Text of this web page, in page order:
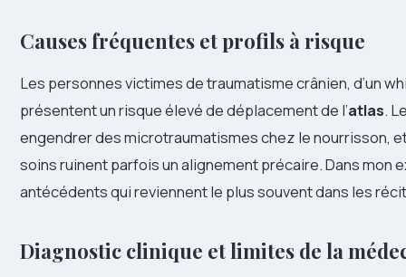
Causes fréquentes et profils à risque
Les personnes victimes de traumatisme crânien, d’un
présentent un risque élevé de déplacement de l’atlas.
engendrer des microtraumatismes chez le nourrisson,
soins ruinent parfois un alignement précaire. Dans mon
antécédents qui reviennent le plus souvent dans les
Diagnostic clinique et limites de la